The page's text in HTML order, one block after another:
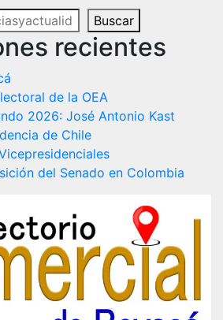
Buscar
recientes
de la OEA
2026: José Antonio Kast
de Chile
del Senado en Colombia